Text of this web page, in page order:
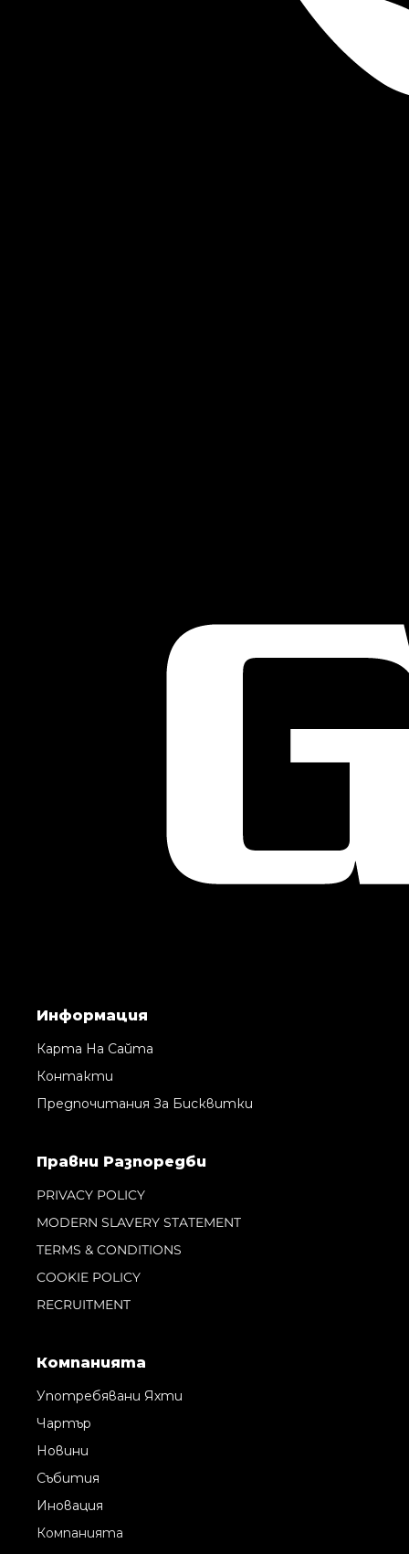
Информация
Карта На Сайта
Контакти
Предпочитания За Бисквитки
Правни Pазпоредби
PRIVACY POLICY
MODERN SLAVERY STATEMENT
TERMS & CONDITIONS
COOKIE POLICY
RECRUITMENT
Компанията
Употребявани Яхти
Чартър
Новини
Събития
Иновация
Компанията